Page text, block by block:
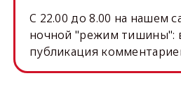
C 22.00 до 8.00 на нашем
ночной "режим тишины":
публикация